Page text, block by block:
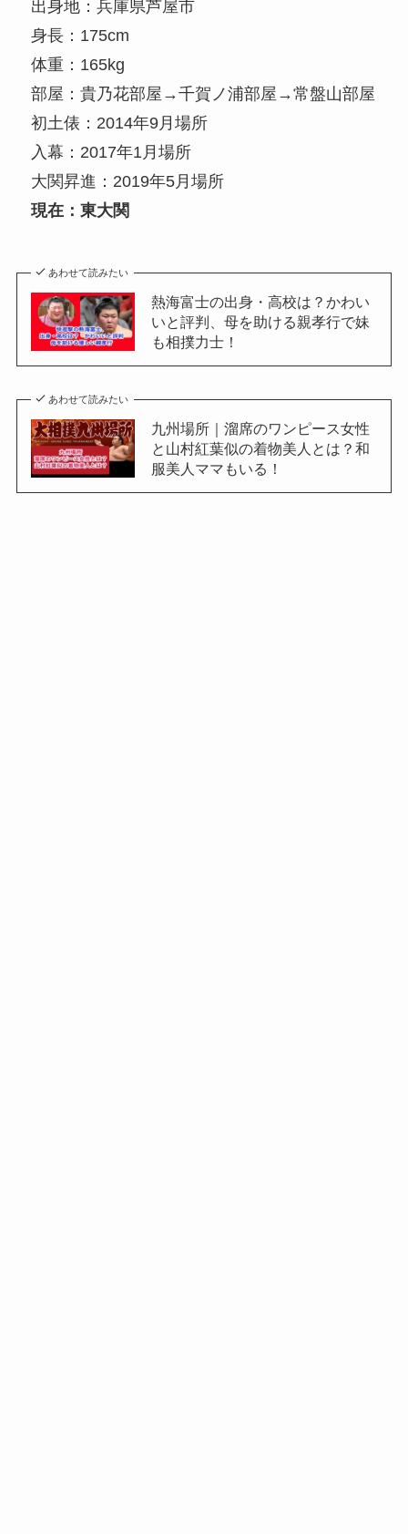
出身地：兵庫県芦屋市
身長：175cm
体重：165kg
部屋：貴乃花部屋→千賀ノ浦部屋→常盤山部屋
初土俵：2014年9月場所
入幕：2017年1月場所
大関昇進：2019年5月場所
現在：東大関
あわせて読みたい
熱海富士の出身・高校は？かわい
いと評判、母を助ける親孝行で妹
も相撲力士！
あわせて読みたい
九州場所｜溜席のワンピース女性
と山村紅葉似の着物美人とは？和
服美人ママもいる！